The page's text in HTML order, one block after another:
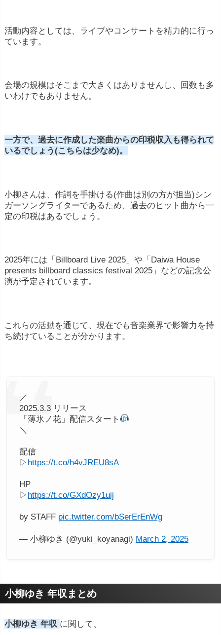
活動内容としては、ライブやコンサートを精力的に行っ
ています。
会場の規模はそこまで大きくはありませんし、回数も多
いわけでもありません。
一方で、過去に作成した楽曲からの印税収入も得られて
いるでしょう(こちらは少なめ)。
小柳さんは、作詞を手掛ける(作曲は別の方が担当)シン
ガーソングライターであるため、過去のヒット曲から一
定の印税はあるでしょう。
2025年には「Billboard Live 2025」や「Daiwa House
presents billboard classics festival 2025」などの記念公
演が予定されています。
これらの活動を通じて、現在でも音楽業界で影響力を持
ち続けていることが分かります。
／
2025.3.3 リリース
「薄氷ノ花」配信スタート
＼
配信
▷ https://t.co/h4vJREU8sA
HP
▷ https://t.co/GXdOzy1uij
by STAFF pic.twitter.com/bSerErEnWg
— 小柳ゆき (@yuki_koyanagi) March 2, 2025
小柳ゆき 年収まとめ
小柳ゆき 年収 に関して、